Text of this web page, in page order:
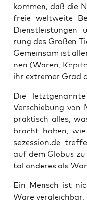
kom­men, daß die
freie welt­wei­te
Dienst­leis­tun­gen
rung des Gro­ßen
Gemein­sam ist
nen (Waren,
ihr extre­mer Grad
Die
Ver­schie­bung von
prak­tisch alles,
bracht haben,
sezession.de
auf dem Glo­bus
tal ande­res als
Ein Mensch ist
Ware ver­gleich­bar,